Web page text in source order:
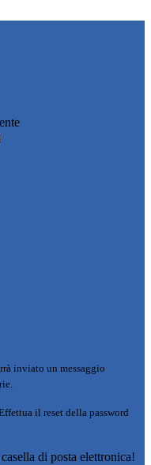
inviato un messaggio
il reset della password
di posta elettronica!